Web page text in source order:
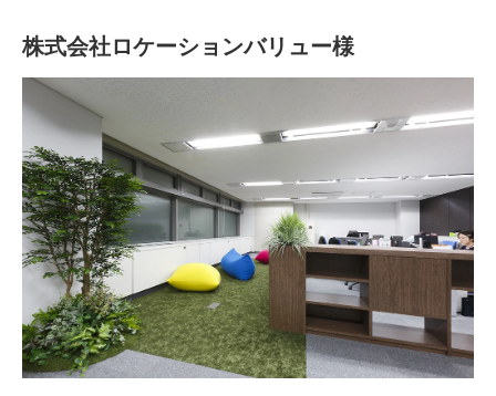
株式会社ロケーションバリュー様